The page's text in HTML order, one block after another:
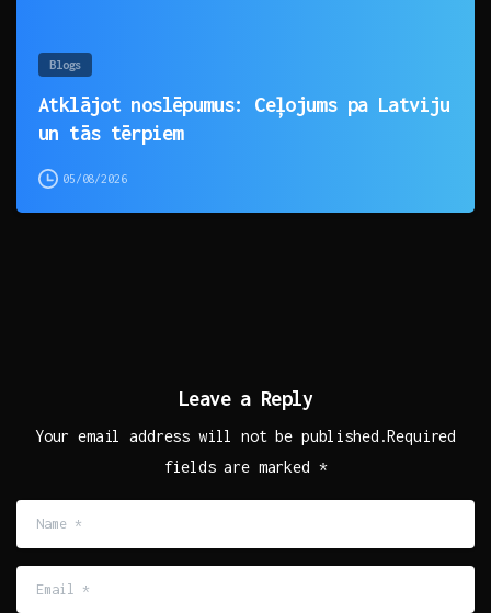
Blogs
Atklājot noslēpumus: Ceļojums pa Latviju
un tās tērpiem
05/08/2026
Leave a Reply
Your email address will not be published.Required
fields are marked *
*